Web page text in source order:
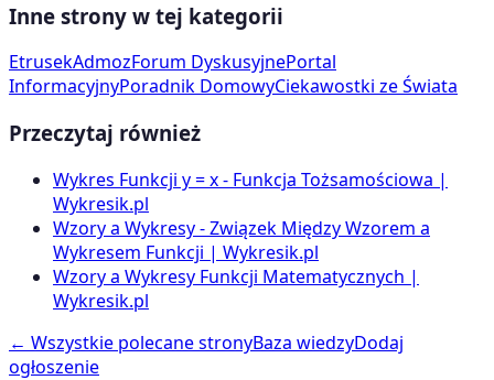
Inne strony w tej kategorii
EtrusekAdmozForum DyskusyjnePortal
InformacyjnyPoradnik DomowyCiekawostki ze Świata
Przeczytaj również
Wykres Funkcji y = x - Funkcja Tożsamościowa |
Wykresik.pl
Wzory a Wykresy - Związek Między Wzorem a
Wykresem Funkcji | Wykresik.pl
Wzory a Wykresy Funkcji Matematycznych |
Wykresik.pl
← Wszystkie polecane stronyBaza wiedzyDodaj
ogłoszenie